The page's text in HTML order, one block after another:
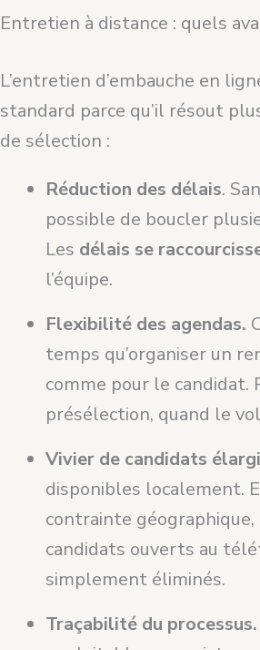
Entretien à distance : quels
L’entretien d’embauche en
standard parce qu’il résout
de sélection :
Réduction des délais.
possible de boucler
Les délais se
l’équipe.
Flexibilité des agendas.
temps qu’organiser un
comme pour le
présélection, quand le
Vivier de candidats
disponibles localement.
contrainte géographique,
candidats ouverts au
simplement éliminés.
Traçabilité du processus.